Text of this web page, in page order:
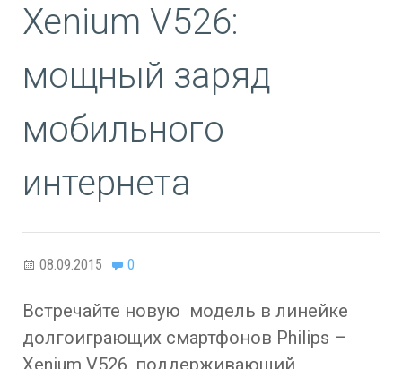
Xenium V526:
мощный заряд
мобильного
интернета
08.09.2015 0
Встречайте новую модель в линейке
долгоиграющих смартфонов Philips –